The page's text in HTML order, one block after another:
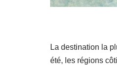
La destination la
été, les régions